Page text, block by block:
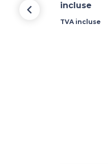
incluse
TVA incluse